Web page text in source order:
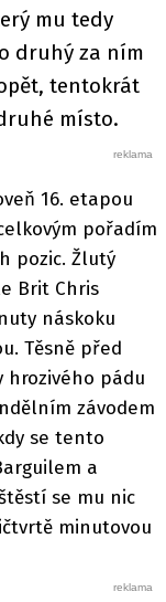
mu tedy
druhý za ním
tentokrát
místo.
16. etapou
pořadím
pozic. Žlutý
Brit Chris
náskoku
Těsně před
hrozivého pádu
závodem
se tento
a
se mu nic
minutovou